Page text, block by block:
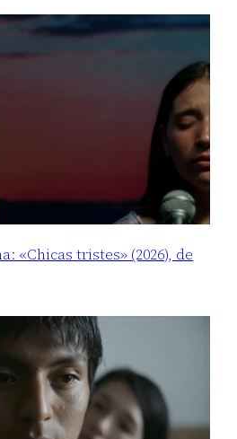
«Chicas tristes» (2026), de